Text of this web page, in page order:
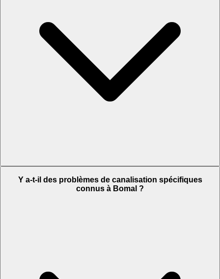
Y a-t-il des problèmes de canalisation spécifiques
connus à Bomal ?